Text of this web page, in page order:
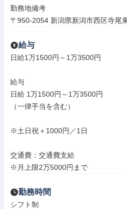
勤務地備考
〒950-2054 新潟県新潟市西区寺尾
給与
日給1万1500円～1万3500円
給与
日給 1万1500円～1万3500円
（一律手当を含む）
※土日祝＋1000円／1日
交通費：交通費支給
※月上限2万5000円まで
勤務時間
シフト制